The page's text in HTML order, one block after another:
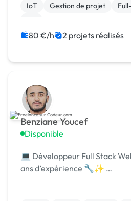
IoT
Gestion de projet
80 €/h 2 projets réalisés
Benziane Youcef
Disponible
💻 Développeur Full Stack
ans d’expérience 🔧✨ …